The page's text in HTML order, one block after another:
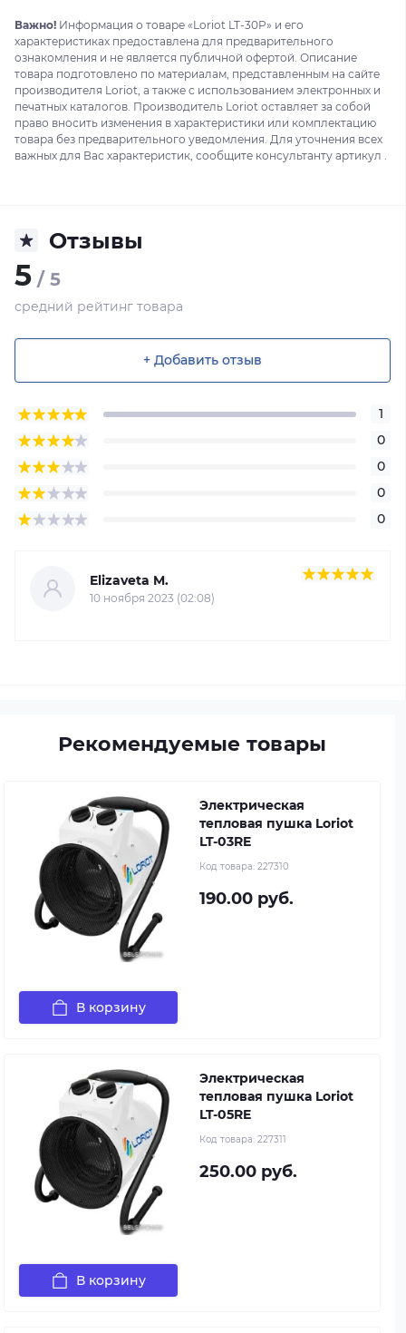
Важно! Информация о товаре «Loriot LT-30P» и его
характеристиках предоставлена для предварительного
ознакомления и не является публичной офертой. Описание
товара подготовлено по материалам, представленным на сайте
производителя Loriot, а также с использованием электронных и
печатных каталогов. Производитель Loriot оставляет за собой
право вносить изменения в характеристики или комплектацию
товара без предварительного уведомления. Для уточнения всех
важных для Вас характеристик, сообщите консультанту артикул .
Отзывы
5 / 5
средний рейтинг товара
+ Добавить отзыв
1
0
0
0
0
Elizaveta M.
10 ноября 2023 (02:08)
Рекомендуемые товары
Электрическая
тепловая пушка Loriot
LT-03RE
Код товара: 227310
190.00 руб.
В корзину
Электрическая
тепловая пушка Loriot
LT-05RE
Код товара: 227311
250.00 руб.
В корзину